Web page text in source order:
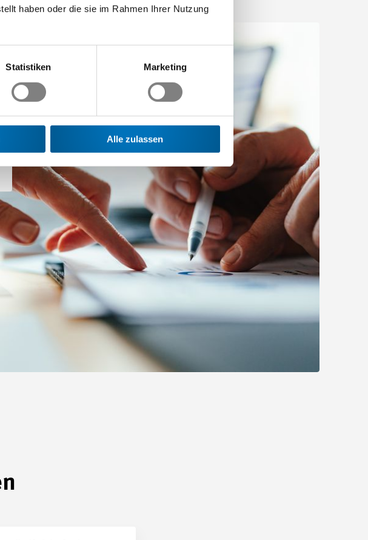
haben oder die sie im Rahmen Ihrer Nutzung
Statistiken Marketing
Alle zulassen